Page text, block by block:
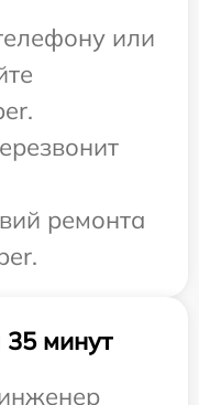
или
ремонта
минут